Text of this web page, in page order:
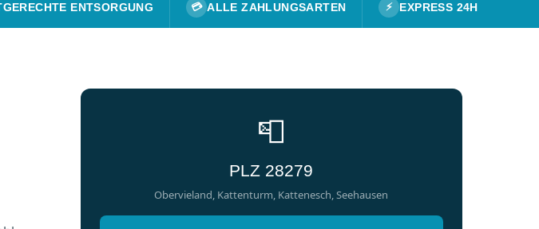
ENTSORGUNG 💳 ALLE ZAHLUNGSARTEN ⚡ EXPRESS 24H
📮
PLZ 28279
Obervieland, Kattenturm, Kattenesch, Seehausen